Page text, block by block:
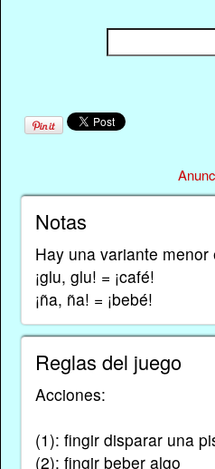
Notas
Hay una variante menor
¡glu, glu! = ¡café!
¡ña, ña! = ¡bebé!
Reglas del juego
Acciones:
(1): fingir disparar una
(2): fingir beber algo